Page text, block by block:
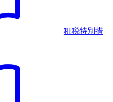
租税特別措